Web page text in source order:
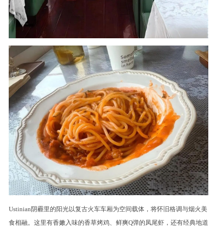
Ustinian阴霾里的阳光以复古火车车厢为空间载体，将怀旧格调与烟火美
食相融。这里有香嫩入味的香草烤鸡、鲜爽Q弹的凤尾虾，还有经典地道